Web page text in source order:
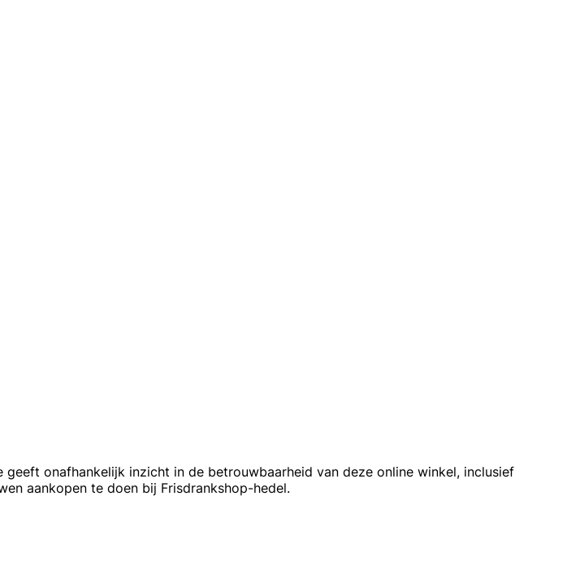
onafhankelijk inzicht in de betrouwbaarheid van deze online winkel, inclusief
aankopen te doen bij Frisdrankshop-hedel.